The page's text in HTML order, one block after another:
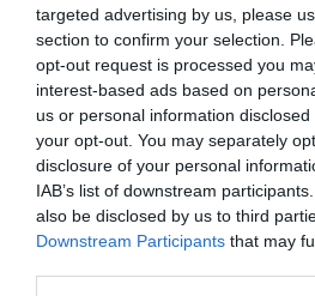
targeted advertising by us, please
section to confirm your selection.
opt-out request is processed you
interest-based ads based on
us or personal information
your opt-out. You may separately
disclosure of your personal
IAB’s list of downstream
also be disclosed by us to third
Downstream Participants that may